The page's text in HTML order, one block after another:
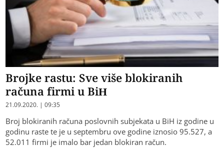
Brojke rastu: Sve više blokiranih
računa firmi u BiH
21.09.2020. | 09:35
Broj blokiranih računa poslovnih subjekata u BiH iz godine u
godinu raste te je u septembru ove godine iznosio 95.527, a
52.011 firmi je imalo bar jedan blokiran račun.